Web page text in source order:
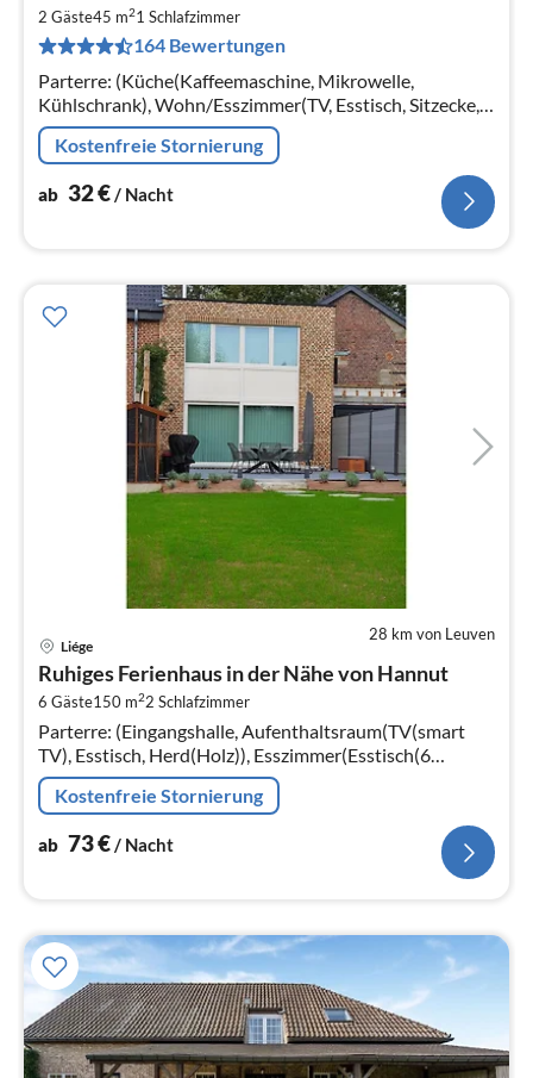
2 Gäste45 m21 Schlafzimmer
164 Bewertungen
Parterre: (Küche(Kaffeemaschine, Mikrowelle,
Kühlschrank), Wohn/Esszimmer(TV, Esstisch, Sitzecke,
Klimaanlage), Schlafzimmer(Doppelbett),
Badezimmer(Dusche, Waschbecken, Toilette))
Kostenfreie Stornierung
ab 32€/ Nacht
28 km von Leuven
Liége
Ruhiges Ferienhaus in der Nähe von Hannut
6 Gäste150 m22 Schlafzimmer
Parterre: (Eingangshalle, Aufenthaltsraum(TV(smart
TV), Esstisch, Herd(Holz)), Esszimmer(Esstisch(6
Personen), Sitzecke)
Kostenfreie Stornierung
ab 73€/ Nacht